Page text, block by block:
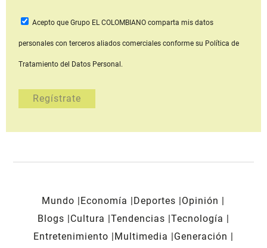
Acepto que Grupo EL COLOMBIANOcomparta mis datos
personales con terceros aliados comerciales conforme su Política de
Tratamiento del Datos Personal.
Mundo Economía Deportes
Opinión
Blogs
Cultura Tendencias Tecnología
Entretenimiento
Multimedia
Generación